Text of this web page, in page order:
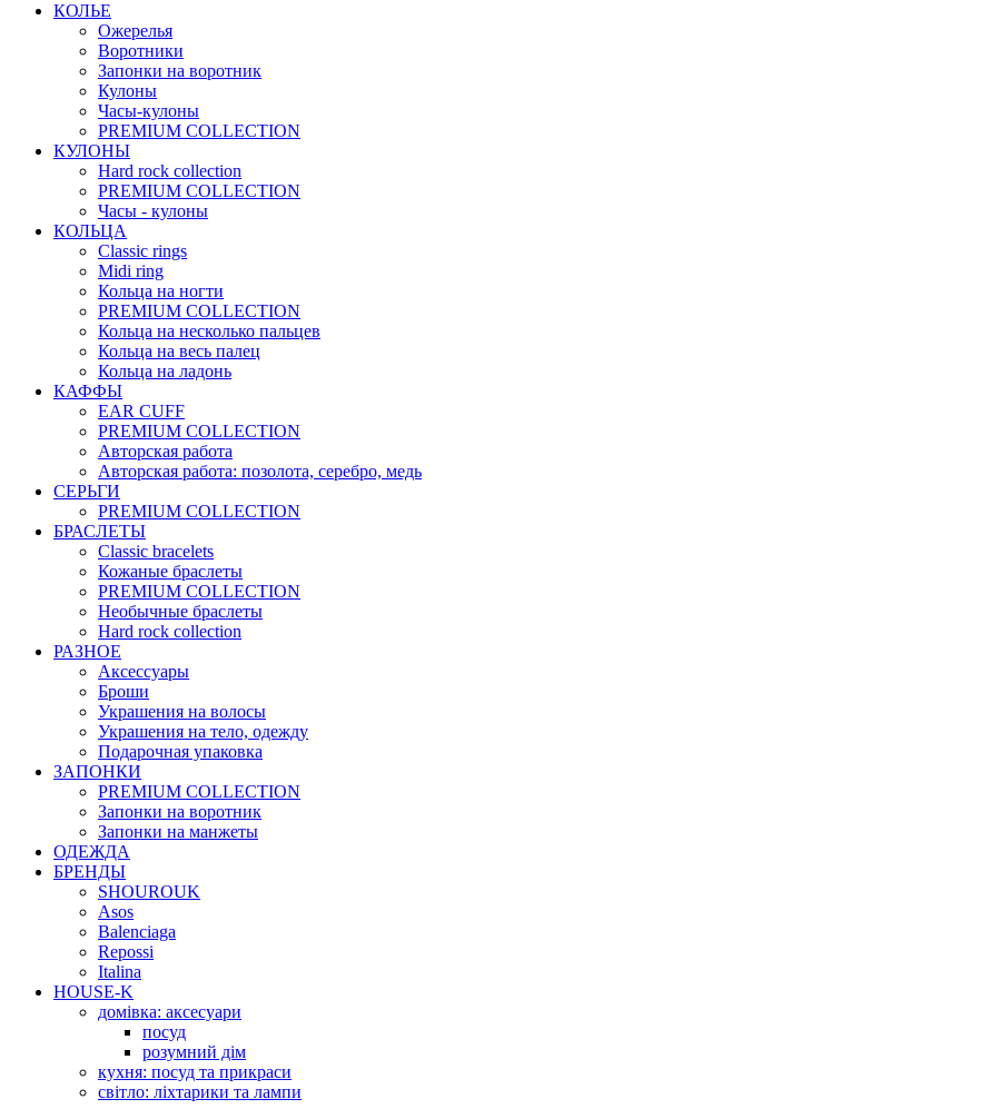
КОЛЬЕ
Ожерелья
Воротники
Запонки на воротник
Кулоны
Часы-кулоны
PREMIUM COLLECTION
КУЛОНЫ
Hard rock collection
PREMIUM COLLECTION
Часы - кулоны
КОЛЬЦА
Classic rings
Midi ring
Кольца на ногти
PREMIUM COLLECTION
Кольца на несколько пальцев
Кольца на весь палец
Кольца на ладонь
КАФФЫ
EAR CUFF
PREMIUM COLLECTION
Авторская работа
Авторская работа: позолота, серебро, медь
СЕРЬГИ
PREMIUM COLLECTION
БРАСЛЕТЫ
Classic bracelets
Кожаные браслеты
PREMIUM COLLECTION
Необычные браслеты
Hard rock collection
РАЗНОЕ
Аксессуары
Броши
Украшения на волосы
Украшения на тело, одежду
Подарочная упаковка
ЗАПОНКИ
PREMIUM COLLECTION
Запонки на воротник
Запонки на манжеты
ОДЕЖДА
БРЕНДЫ
SHOUROUK
Asos
Balenciaga
Repossi
Italina
HOUSE-K
домівка: аксесуари
посуд
розумний дім
кухня: посуд та прикраси
світло: ліхтарики та лампи